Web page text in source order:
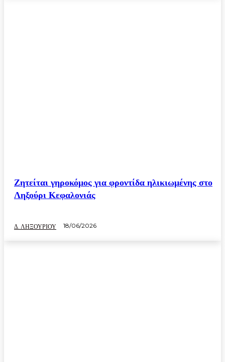
Ζητείται γηροκόμος για φροντίδα ηλικιωμένης στο
Ληξούρι Κεφαλονιάς
Δ. ΛΗΞΟΥΡΙΟΥ 18/06/2026